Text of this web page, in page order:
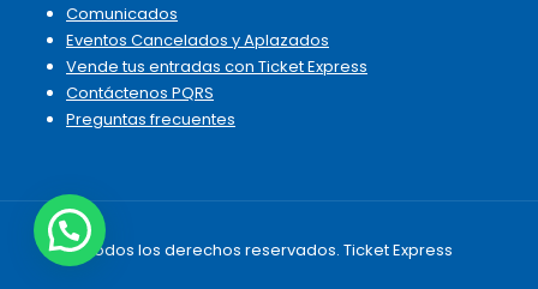
Comunicados
Eventos Cancelados y Aplazados
Vende tus entradas con Ticket Express
Contáctenos PQRS
Preguntas frecuentes
Todos los derechos reservados. Ticket Express